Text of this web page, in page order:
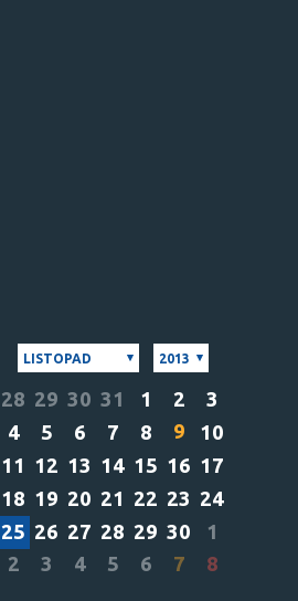
LISTOPAD 2013
28 29 30 31 1 2
3
4
5 6 7 8 9
10
11 12 13 14 15 16 17
18 19 20 21 22 23 24
25 26 27 28 29 30
1
2
3 4 5 6 7 8